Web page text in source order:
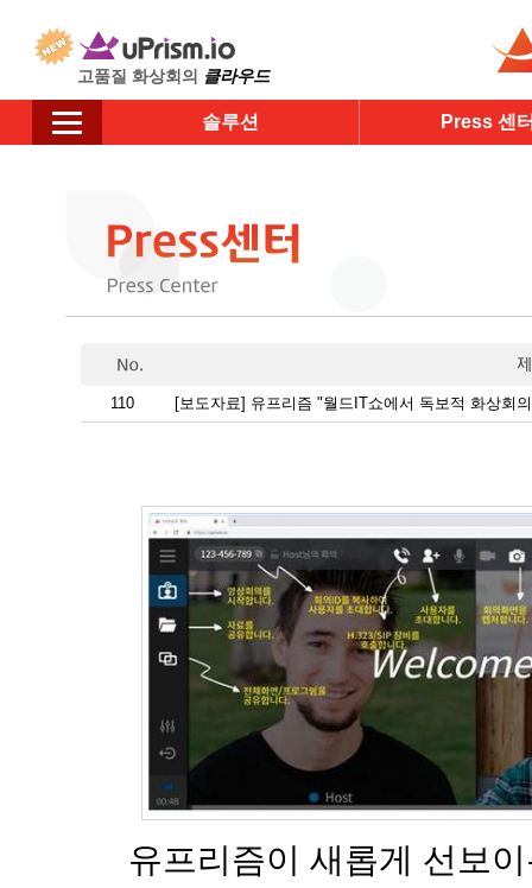
고품질 화상회의 클라우드
솔루션 Press 센
110 [보도자료] 유프리즘 "월드IT쇼에서 독보적 화상회
유프리즘이 새롭게 선보